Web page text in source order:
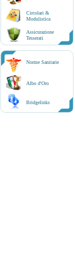
Circolari &
Modulistica
Assicurazione
Tesserati
Norme Sanitarie
Albo d'Oro
Bridgelinks